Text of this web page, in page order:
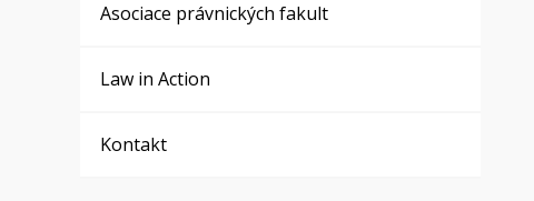
Asociace právnických fakult
Law in Action
Kontakt